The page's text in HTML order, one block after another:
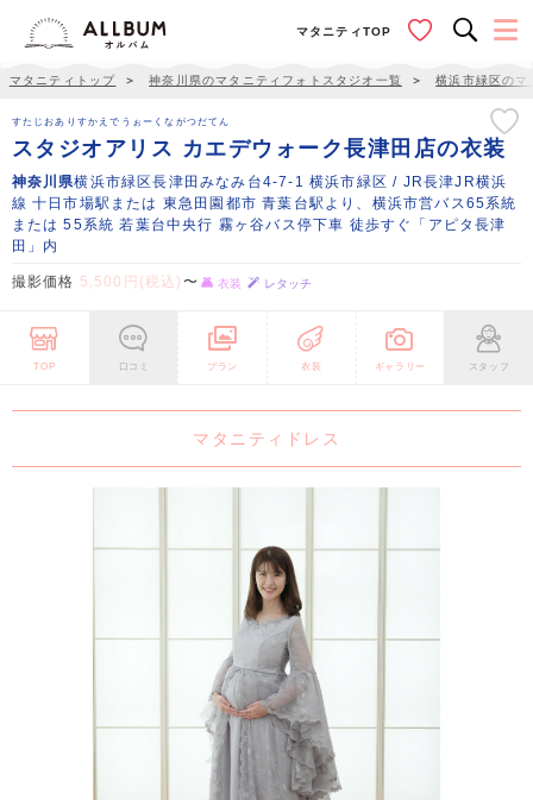
マタニティTOP
マタニティトップ ＞ 神奈川県のマタニティフォトスタジオ一覧 ＞ 横浜市緑区のマ
すたじおありすかえでうぉーくながつだてん
スタジオアリス カエデウォーク長津田店の衣装
神奈川県横浜市緑区長津田みなみ台4-7-1 横浜市緑区 / JR長津JR横浜
線 十日市場駅または 東急田園都市 青葉台駅より、横浜市営バス65系統
または 55系統 若葉台中央行 霧ヶ谷バス停下車 徒歩すぐ「アピタ長津
田」内
撮影価格 5,500円(税込) 〜 衣装 レタッチ
TOP 口コミ プラン 衣装 ギャラリー スタッフ
マタニティドレス